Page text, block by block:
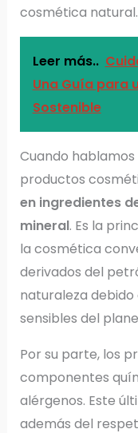
cosmética natural.
Leer más..
Una Guía para
Sostenible
Cuando
productos
en ingredientes
mineral. Es la
la cosmética
derivados del
naturaleza debido
sensibles del
Por su parte, los
componentes
alérgenos. Este
además del